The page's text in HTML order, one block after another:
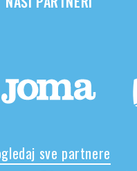
sve partnere